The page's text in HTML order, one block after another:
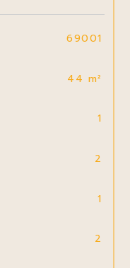
69001
44 m²
1
2
1
2